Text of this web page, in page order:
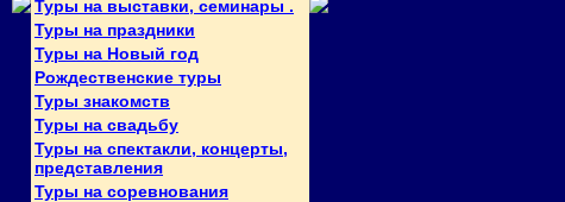
Туры на выставки, семинары .
Туры на праздники
Туры на Новый год
Рождественские туры
Туры знакомств
Туры на свадьбу
Туры на спектакли, концерты,
представления
Туры на соревнования